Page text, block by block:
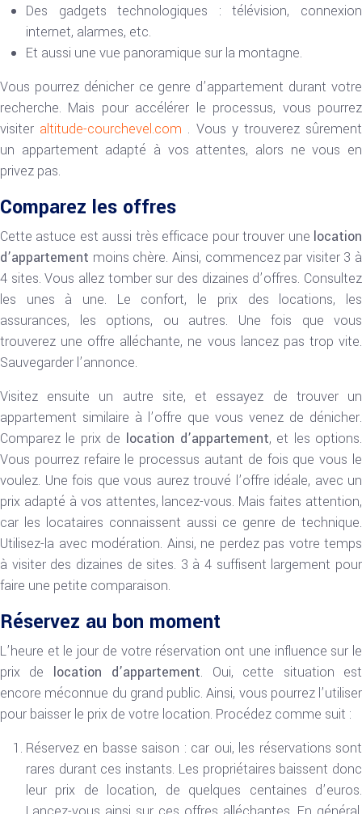
Des gadgets technologiques : télévision, connexion
internet, alarmes, etc.
Et aussi une vue panoramique sur la montagne.
Vous pourrez dénicher ce genre d’appartement durant votre
recherche. Mais pour accélérer le processus, vous pourrez
visiter altitude-courchevel.com . Vous y trouverez sûrement
un appartement adapté à vos attentes, alors ne vous en
privez pas.
Comparez les offres
Cette astuce est aussi très efficace pour trouver une location
d’appartement moins chère. Ainsi, commencez par visiter 3 à
4 sites. Vous allez tomber sur des dizaines d’offres. Consultez
les unes à une. Le confort, le prix des locations, les
assurances, les options, ou autres. Une fois que vous
trouverez une offre alléchante, ne vous lancez pas trop vite.
Sauvegarder l’annonce.
Visitez ensuite un autre site, et essayez de trouver un
appartement similaire à l’offre que vous venez de dénicher.
Comparez le prix de location d’appartement, et les options.
Vous pourrez refaire le processus autant de fois que vous le
voulez. Une fois que vous aurez trouvé l’offre idéale, avec un
prix adapté à vos attentes, lancez-vous. Mais faites attention,
car les locataires connaissent aussi ce genre de technique.
Utilisez-la avec modération. Ainsi, ne perdez pas votre temps
à visiter des dizaines de sites. 3 à 4 suffisent largement pour
faire une petite comparaison.
Réservez au bon moment
L’heure et le jour de votre réservation ont une influence sur le
prix de location d’appartement. Oui, cette situation est
encore méconnue du grand public. Ainsi, vous pourrez l’utiliser
pour baisser le prix de votre location. Procédez comme suit :
Réservez en basse saison : car oui, les réservations sont
rares durant ces instants. Les propriétaires baissent donc
leur prix de location, de quelques centaines d’euros.